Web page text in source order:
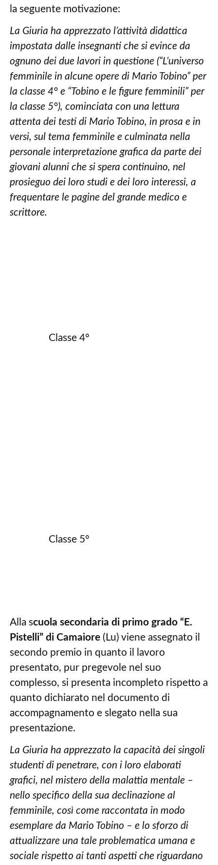
la seguente motivazione:
La Giuria ha apprezzato l’attività didattica
impostata dalle insegnanti che si evince da
ognuno dei due lavori in questione (“L’universo
femminile in alcune opere di Mario Tobino” per
la classe 4° e “Tobino e le figure femminili” per
la classe 5°), cominciata con una lettura
attenta dei testi di Mario Tobino, in prosa e in
versi, sul tema femminile e culminata nella
personale interpretazione grafica da parte dei
giovani alunni che si spera continuino, nel
prosieguo dei loro studi e dei loro interessi, a
frequentare le pagine del grande medico e
scrittore.
Classe 4°
Classe 5°
Alla scuola secondaria di primo grado “E.
Pistelli” di Camaiore (Lu) viene assegnato il
secondo premio in quanto il lavoro
presentato, pur pregevole nel suo
complesso, si presenta incompleto rispetto a
quanto dichiarato nel documento di
accompagnamento e slegato nella sua
presentazione.
La Giuria ha apprezzato la capacità dei singoli
studenti di penetrare, con i loro elaborati
grafici, nel mistero della malattia mentale –
nello specifico della sua declinazione al
femminile, così come raccontata in modo
esemplare da Mario Tobino – e lo sforzo di
attualizzare una tale problematica umana e
sociale rispetto ai tanti aspetti che riguardano